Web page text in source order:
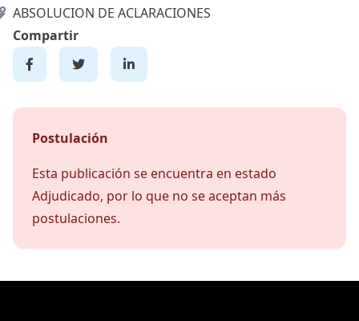
ABSOLUCION DE ACLARACIONES
Compartir
Postulación
Esta publicación se encuentra en estado
Adjudicado, por lo que no se aceptan más
postulaciones.